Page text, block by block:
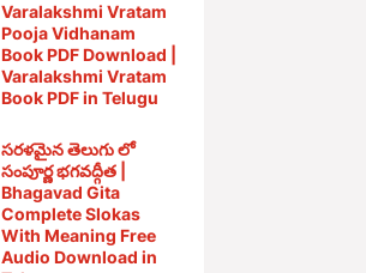
Varalakshmi Vratam
Pooja Vidhanam
Book PDF Download |
Varalakshmi Vratam
Book PDF in Telugu
సరళమైన తెలుగు లో
సంపూర్ణ భగవద్గీత |
Bhagavad Gita
Complete Slokas
With Meaning Free
Audio Download in